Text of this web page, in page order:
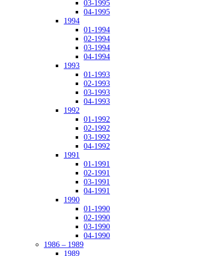
03-1995
04-1995
1994
01-1994
02-1994
03-1994
04-1994
1993
01-1993
02-1993
03-1993
04-1993
1992
01-1992
02-1992
03-1992
04-1992
1991
01-1991
02-1991
03-1991
04-1991
1990
01-1990
02-1990
03-1990
04-1990
1986 – 1989
1989